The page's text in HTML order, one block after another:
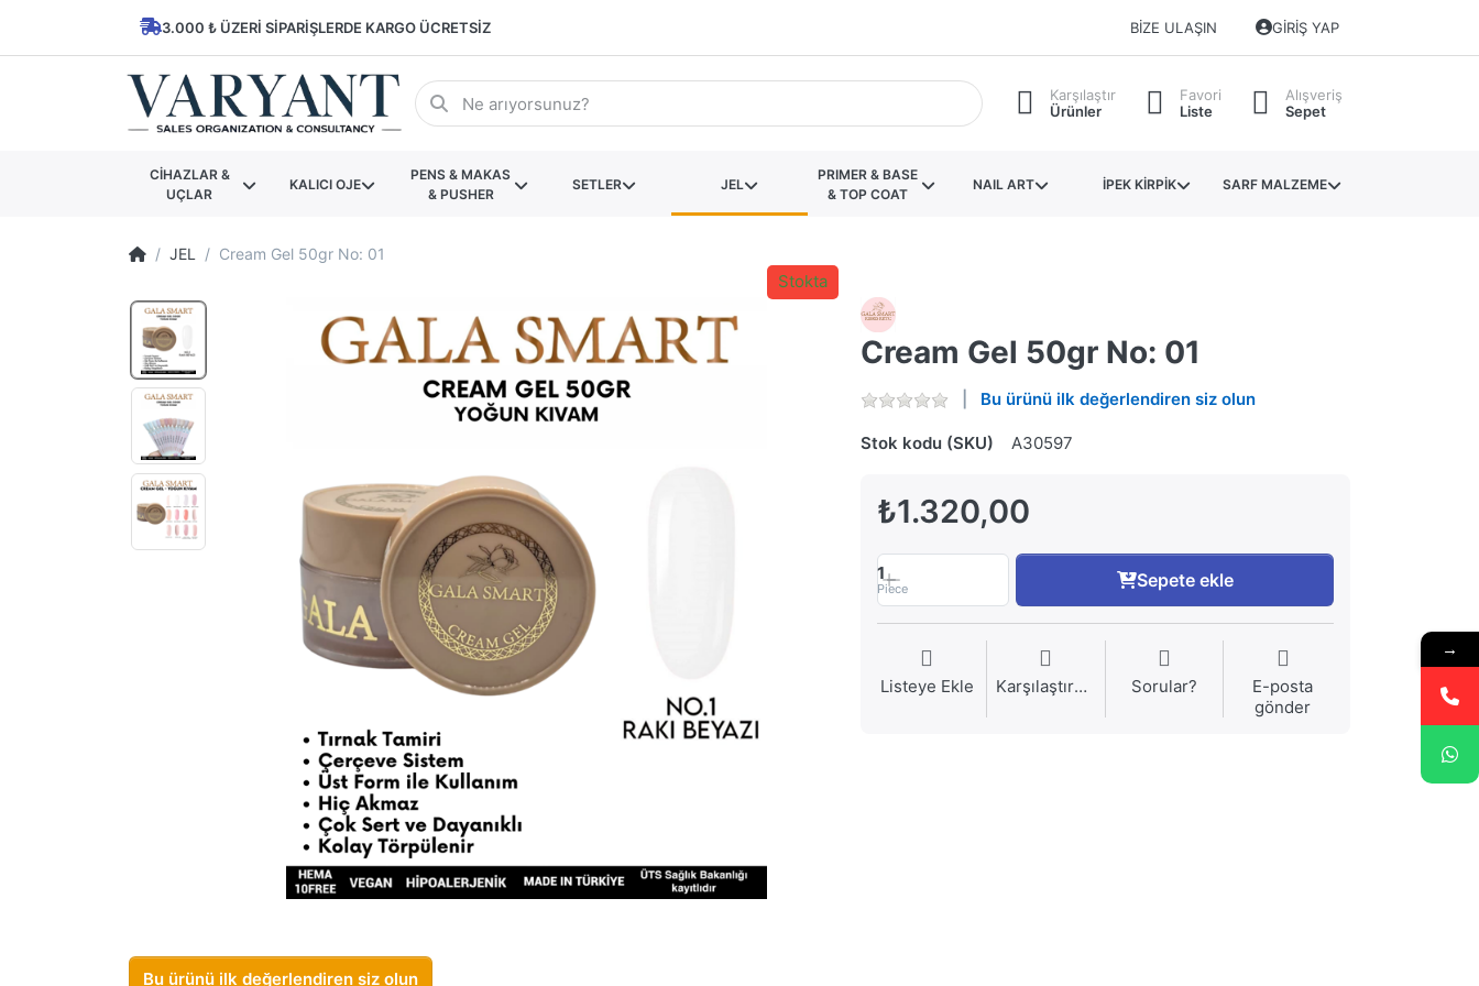
3.000 ₺ ÜZERI SIPARIŞLERDE KARGO ÜCRETSIZ BIZE ULAŞIN GIRIŞ YAP
Karşılaştır
Ürünler
Favori
Liste
Alışveriş
Sepet
CİHAZLAR &
UÇLAR
KALICI OJE
PENS & MAKAS
& PUSHER
SETLER JEL
PRIMER & BASE
& TOP COAT
NAIL ART İPEK KİRPİK SARF MALZEME
JEL Cream Gel 50gr No: 01
Cream Gel 50gr No: 01
Bu ürünü ilk değerlendiren siz olun
Stok kodu (SKU) A30597
₺1.320,00
Stokta
1
Piece Sepete ekle
Listeye Ekle Karşılaştırma Sorular?
E-posta
gönder
Bu ürünü ilk değerlendiren siz olun
→